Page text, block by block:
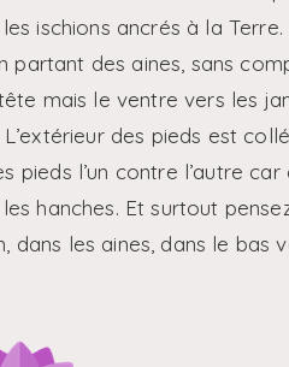
ischions ancrés à la
partant des aines, sans
mais le ventre vers les
des pieds est
pieds l’un contre l’autre
hanches. Et surtout
dans les aines, dans le bas